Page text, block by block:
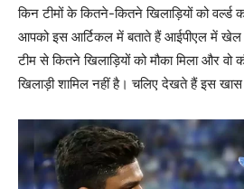
किन टीमों के कितने-कितने खिलाड़ियों को वर्ल्ड
आपको इस आर्टिकल में बताते हैं आईपीएल में खेल
टीम से कितने खिलाड़ियों को मौका मिला और वो
खिलाड़ी शामिल नहीं है। चलिए देखते हैं इस खास